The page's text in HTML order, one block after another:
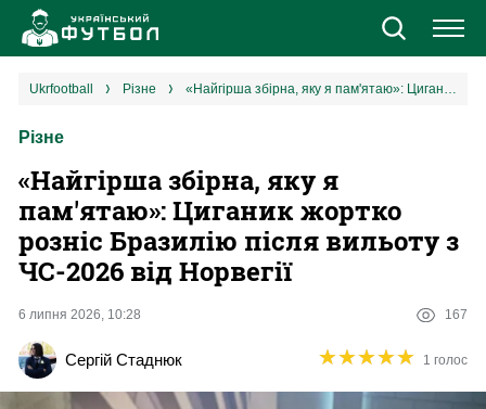
Новини
Єврокубки
УПЛ
ukrfootball різне «Найгірша збірна, яку я пам'ятаю»: Циганик жортко розніс Бразилію після вильоту з ЧС-2026 від Норвегії
Різне
«Найгірша збірна, яку я
пам'ятаю»: Циганик жортко
розніс Бразилію після вильоту з
ЧС-2026 від Норвегії
6 липня 2026, 10:28 167
Сергій Стаднюк ★★★★★
★★★★★ 1 голос